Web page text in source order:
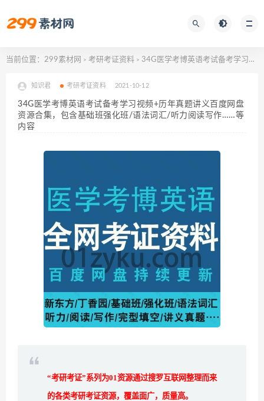
当前位置： 299素材网 > 考研考证资料 > 34G医学考博英语考试备考学习视频+历年真题讲义百度网盘资源合集，包含基础班强化班/语法词汇/听力阅读写作……等内容
知识君 考研考证资料 2021-10-12
34G医学考博英语考试备考学习视频+历年真题讲义百度网盘
资源合集，包含基础班强化班/语法词汇/听力阅读写作……等
内容
“考研考证”系列为01资源通过搜罗互联网整理而来
的各类考研考证资源，覆盖面广，质量高。